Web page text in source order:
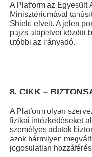
A Platform az Egyesült
Minisztériumával
Shield elveit. A jelen
pajzs alapelvei közötti
utóbbi az irányadó.
8. CIKK –
A Platform olyan
fizikai intézkedéseket
személyes adatok
azok bármilyen
jogosulatlan